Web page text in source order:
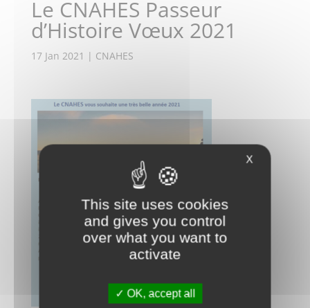
Le CNAHES Passeur
d’Histoire Vœux 2021
17 Jan 2021 | CNAHES
X
This site uses cookies
and gives you control
over what you want to
activate
OK, accept all